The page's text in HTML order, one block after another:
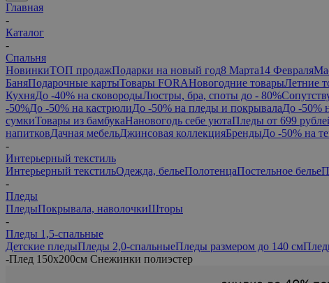
Главная
-
Каталог
-
Спальня
НовинкиТОП продажПодарки на новый год8 Марта14 Февраля
БаняПодарочные картыТовары FORAНовогодние товарыЛетние
КухняДо -40% на сковородыЛюстры, бра, споты до - 80%
-50%До -50% на кастрюлиДо -50% на пледы и покрывалаДо -50%
сумкиТовары из бамбукаНановогодь себе уютаПледы от 699
напитковДачная мебельДжинсовая коллекцияБрендыДо -50% на
-
Интерьерный текстиль
Интерьерный текстильОдежда, бельеПолотенцаПостельное белье
-
Пледы
ПледыПокрывала, наволочкиШторы
-
Пледы 1,5-спальные
Детские пледыПледы 2,0-спальныеПледы размером до 140 см
-Плед 150х200см Снежинки полиэстер